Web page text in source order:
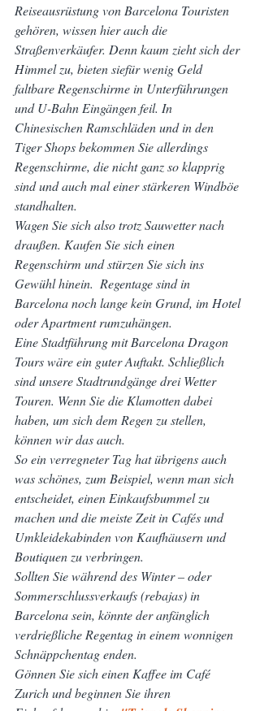
Reiseausrüstung von Barcelona Touristen
gehören, wissen hier auch die
Straßenverkäufer. Denn kaum zieht sich der
Himmel zu, bieten siefür wenig Geld
faltbare Regenschirme in Unterführungen
und U-Bahn Eingängen feil. In
Chinesischen Ramschläden und in den
Tiger Shops bekommen Sie allerdings
Regenschirme, die nicht ganz so klapprig
sind und auch mal einer stärkeren Windböe
standhalten.
Wagen Sie sich also trotz Sauwetter nach
draußen. Kaufen Sie sich einen
Regenschirm und stürzen Sie sich ins
Gewühl hinein.  Regentage sind in
Barcelona noch lange kein Grund, im Hotel
oder Apartment rumzuhängen.
Eine Stadtführung mit Barcelona Dragon
Tours wäre ein guter Auftakt. Schließlich
sind unsere Stadtrundgänge drei Wetter
Touren. Wenn Sie die Klamotten dabei
haben, um sich dem Regen zu stellen,
können wir das auch.
So ein verregneter Tag hat übrigens auch
was schönes, zum Beispiel, wenn man sich
entscheidet, einen Einkaufsbummel zu
machen und die meiste Zeit in Cafés und
Umkleidekabinden von Kaufhäusern und
Boutiquen zu verbringen.
Sollten Sie während des Winter – oder
Sommerschlussverkaufs (rebajas) in
Barcelona sein, könnte der anfänglich
verdrießliche Regentag in einem wonnigen
Schnäppchentag enden.
Gönnen Sie sich einen Kaffee im Café
Zurich und beginnen Sie ihren